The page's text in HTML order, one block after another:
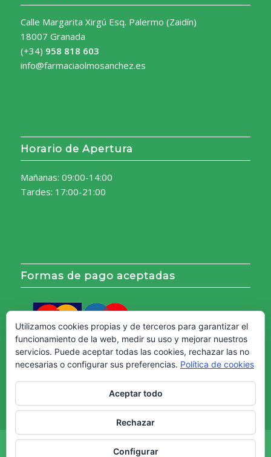
Calle Margarita Xirgú Esq. Palermo (Zaidín)
18007 Granada
(+34) 958 818 603
info@farmaciaolmosanchez.es
Horario de Apertura
Mañanas: 09:00-14:00
Tardes: 17:00-21:00
Formas de pago aceptadas
Copyright © - Web creada por
Diseño Web Granada.
Utilizamos cookies propias y de terceros para garantizar el
funcionamiento de la web, medir su uso y mejorar nuestros
servicios. Puede aceptar todas las cookies, rechazar las no
necesarias o configurar sus preferencias. Política de cookies
Aceptar todo
Rechazar
Configurar